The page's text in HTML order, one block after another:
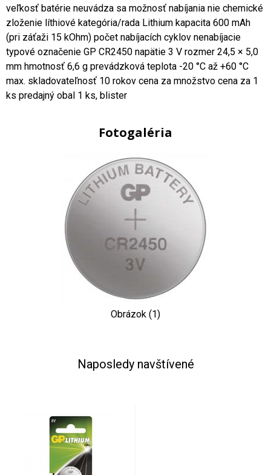
veľkosť batérie neuvádza sa možnosť nabíjania nie chemické
zloženie líthiové kategória/rada Lithium kapacita 600 mAh
(pri záťaži 15 kOhm) počet nabíjacích cyklov nenabíjacie
typové označenie GP CR2450 napätie 3 V rozmer 24,5 × 5,0
mm hmotnosť 6,6 g prevádzková teplota -20 °C až +60 °C
max. skladovateľnosť 10 rokov cena za množstvo cena za 1
ks predajný obal 1 ks, blister
Fotogaléria
Obrázok (1)
Naposledy navštívené